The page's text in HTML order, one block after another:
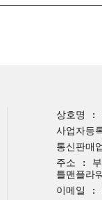
상호명 :
사업자등
통신판매
주소 : 부
틀맨플라
이메일 :